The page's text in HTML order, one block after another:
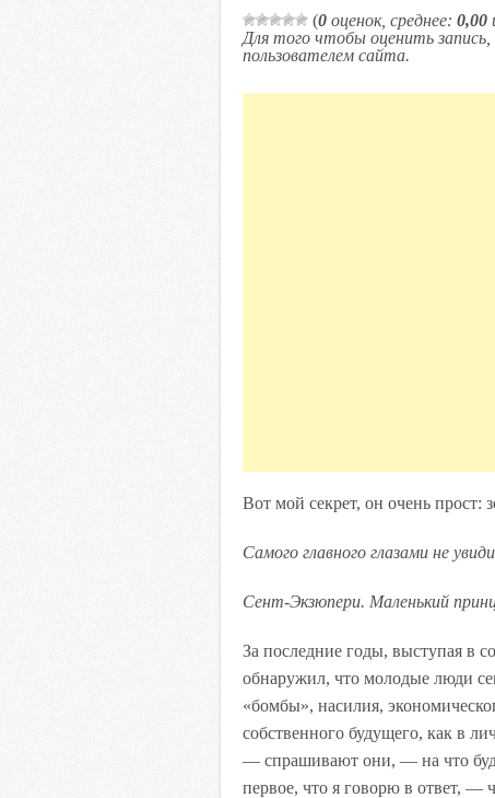
(0 оценок, среднее: 0,00
Для того чтобы оценить
пользователем сайта.
Вот мой секрет, он очень прост:
Самого главного глазами не
Сент-Экзюпери. Маленький
За последние годы, выступая в
обнаружил, что молодые люди
«бомбы», насилия,
собственного будущего, как в
— спрашивают они, — на что
первое, что я говорю в ответ, —